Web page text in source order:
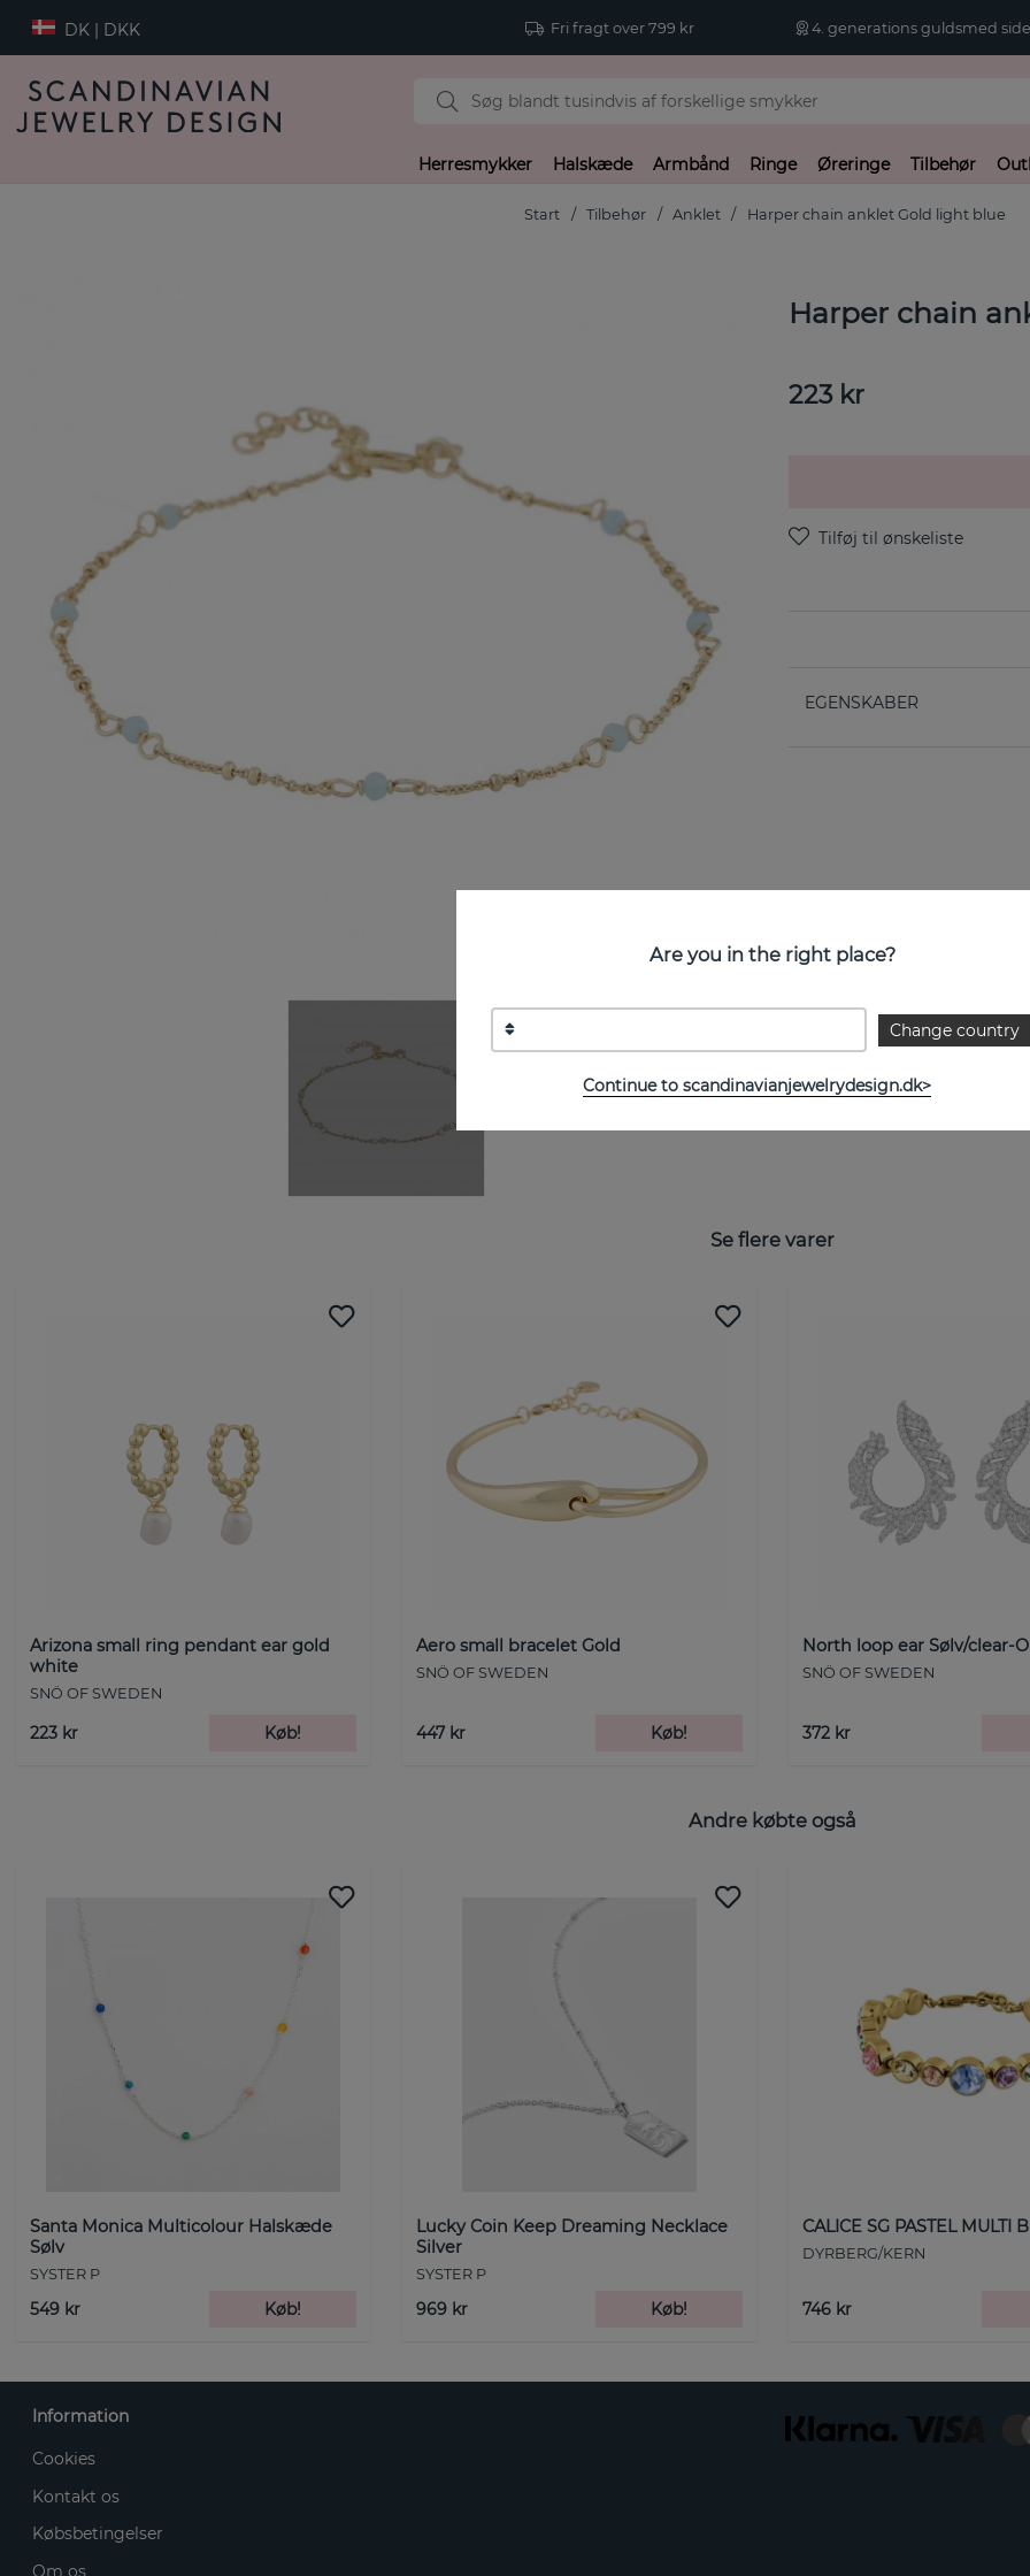
DK | DKK Fri fragt over 799 kr 4. generations guldsmed
Herresmykker Halskæde Armbånd Ringe Øreringe Tilbehør
Start Tilbehør Anklet Harper chain anklet Gold light blue
Harper chain
223 kr
EGENSKABER
Se flere varer
Arizona small ring pendant ear gold
white
SNÖ OF SWEDEN
223 kr Køb!
Aero small bracelet Gold
SNÖ OF SWEDEN
447 kr Køb!
North loop ear Sølv/clear-
SNÖ OF SWEDEN
372 kr
Andre købte også
Santa Monica Multicolour Halskæde
Sølv
SYSTER P
549 kr Køb!
Lucky Coin Keep Dreaming Necklace
Silver
SYSTER P
969 kr Køb!
CALICE SG PASTEL MULTI
DYRBERG/KERN
746 kr
Are you in the right place?
Change country
Continue to scandinavianjewelrydesign.dk>
Information
Cookies
Kontakt os
Købsbetingelser
Om os